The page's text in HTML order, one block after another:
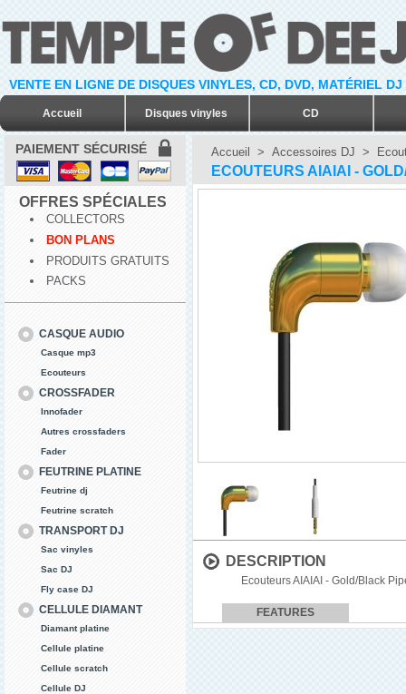
VENTE EN LIGNE DE DISQUES VINYLES, CD, DVD, MATÉRIEL
Accueil Disques vinyles CD
PAIEMENT SÉCURISÉ
OFFRES SPÉCIALES
COLLECTORS
BON PLANS
PRODUITS GRATUITS
PACKS
CASQUE AUDIO
Casque mp3
Ecouteurs
CROSSFADER
Innofader
Autres crossfaders
Fader
FEUTRINE PLATINE
Feutrine dj
Feutrine scratch
TRANSPORT DJ
Sac vinyles
Sac DJ
Fly case DJ
CELLULE DIAMANT
Diamant platine
Cellule platine
Cellule scratch
Cellule DJ
Accueil > Accessoires DJ >
ECOUTEURS AIAIAI -
DESCRIPTION
Ecouteurs AIAIAI - Gold/Black
FEATURES